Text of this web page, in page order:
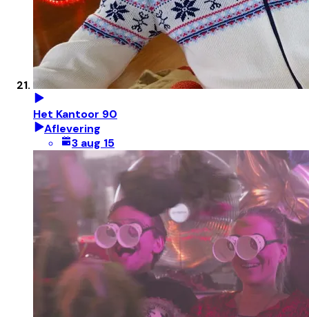
Het Kantoor 90
Aflevering
3 aug 15